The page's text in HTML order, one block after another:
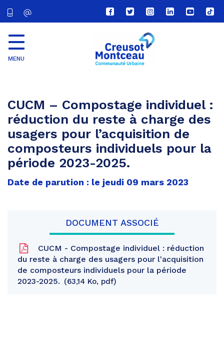
Lien
vers
compte
Facebook
Lien
vers
compte
Twitter
Lien
vers
le
compte
Lien
vers
Lien
vers
Lien
vers
MENU
CUCM – Compostage individuel :
réduction du reste à charge des
usagers pour l’acquisition de
composteurs individuels pour la
période 2023-2025.
Date de parution : le jeudi 09 mars 2023
DOCUMENT ASSOCIÉ
CUCM - Compostage individuel : réduction
du reste à charge des usagers pour l'acquisition
de composteurs individuels pour la période
2023-2025.
63,14 Ko, pdf